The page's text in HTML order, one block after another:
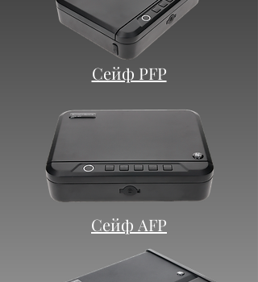
Сейф PFP
Сейф AFP